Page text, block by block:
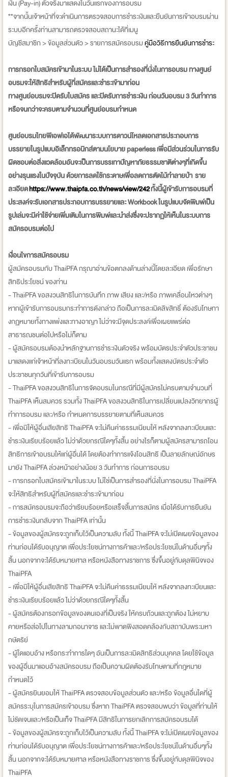
เงิน (Pay-in) ตัวจริงมาแสดงในวันแรกของการอบรม
**จากนั้นเจ้าหน้าที่จะดำเนินการตรวจสอบการชำระเงินและยืนยันการเข้าอบรมผ่าน
ระบบอีกครั้งท่านสามารถตรวจสอบสถานะได้ที่เมนู
บัญชีสมาชิก > ข้อมูลส่วนตัว > รายการสมัครอบรมคู่มือวิธีการยืนยันการชำระ
การกรอกใบสมัครเข้ามาในระบบ ไม่ได้เป็นการสำรองที่นั่งในการอบรม ทางศูนย์
อบรมจะให้สิทธิสำหรับผู้ที่สมัครและชำระเข้ามาก่อน
ทางศูนย์อบรมจะปิดรับใบสมัคร และปิดรับการชำระเงิน ก่อนวันอบรม 3 วันทำการ
หรือจนกว่าจะครบตามจำนวนที่ศูนย์อบรมกำหนด
ศูนย์อบรมไทยพีเอฟเอได้พัฒนาระบบการดาวน์โหลดเอกสารประกอบการ
บรรยายในรูปแบบอิเล็กทรอนิกส์ตามนโยบาย paperless เพื่อมีส่วนร่วมในการรับ
ผิดชอบต่อสิ่งแวดล้อมอันจะเป็นการบรรเทาปัญหาภัยธรรมชาติต่างๆที่เกิดขึ้น
อย่างรุนแรงในปัจจุบัน ด้วยการลดใช้กระดาษเพื่อลดการตัดไม้ทำลายป่า ราย
ละเอียดhttps://www.thaipfa.co.th/news/view/242ทั้งนี้ผู้เข้ารับการอบรมที่
ประสงค์จะรับเอกสารประกอบการบรรยายและ Workbook ในรูปแบบจัดพิมพ์เป็น
รูปเล่มจะมีค่าใช้จ่ายเพิ่มเติมในการพิมพ์และนำส่งซึ่งจะปรากฏให้เห็นในระบบการ
สมัครอบรมต่อไป
เงื่อนไขการสมัครอบรม
ผู้สมัครอบรมกับ ThaiPFA กรุณาอ่านข้อตกลงด้านล่างนี้โดยละเอียด เพื่อรักษา
สิทธิประโยชน์ ของท่าน
- ThaiPFA ขอสงวนสิทธิในการบันทึก ภาพ เสียง และ/หรือ ภาพเคลื่อนไหวต่างๆ
หากผู้เข้ารับการอบรมกระทำการดังกล่าว ถือเป็นการละเมิดลิขสิทธิ์ ต้องรับโทษทา
งกฏหมายทั้งทางแพ่งและทางอาญา ไม่ว่าจะมีจุดประสงค์เพื่อเผยแพร่ต่อ
สาธารณชนต่อไปหรือไม่ก็ตาม
- ผู้สมัครอบรมต้องนำหลักฐานการชำระเงินตัวจริง พร้อมบัตรประจำตัวประชาชน
มาแสดงแก่เจ้าหน้าที่ลงทะเบียนในวันอบรมวันแรก พร้อมทั้งแสดงบัตรประจำตัว
ประชาชนทุกวันที่เข้ารับการอบรม
- ThaiPFA ขอสงวนสิทธิในการจัดอบรมในกรณีที่มีผู้สมัครไม่ครบตามจำนวนที่
ThaiPFA เห็นสมควร รวมทั้ง ThaiPFA ขอสงวนสิทธิในการเปลี่ยนแปลงวิทยากรผู้
ทำการอบรม และ/หรือ กำหนดการบรรยายตามที่เห็นสมควร
- เพื่อมิให้ผู้อื่นเสียสิทธิ ThaiPFA จะไม่คืนค่าธรรมเนียมให้ หลังจากลงทะเบียนและ
ชำระเงินเรียบร้อยแล้ว ไม่ว่าด้วยกรณีใดๆทั้งสิ้น อย่างไรก็ตามผู้สมัครสามารถโอน
สิทธิการเข้าอบรมให้แก่ผู้อื่นได้ โดยต้องทำการแจ้งโอนสิทธิ เป็นลายลักษณ์อักษร
มายัง ThaiPFA ล่วงหน้าอย่างน้อย 3 วันทำการ ก่อนการอบรม
- การกรอกใบสมัครเข้ามาในระบบ ไม่ใช่เป็นการสำรองที่นั่งในการอบรม ThaiPFA
จะให้สิทธิสำหรับผู้ที่สมัครและชำระเข้ามาก่อน
- การสมัครอบรมจะถือว่าเรียบร้อยหรือเสร็จสิ้นการสมัคร เมื่อได้รับการยืนยัน
การชำระเงินกลับจาก ThaiPFA เท่านั้น
- ข้อมูลของผู้สมัครจะถูกเก็บไว้เป็นความลับ ทั้งนี้ ThaiPFA จะไม่เปิดเผยข้อมูลของ
ท่านก่อนได้รับอนุญาต เพื่อประโยชน์ทางการค้าและ/หรือประโยชน์ในด้านอื่นๆทั้ง
สิ้น นอกจากจะได้รับหมายศาล หรือหนังสือทางราชการ ซึ่งขึ้นอยู่กับดุลพินิจของ
ThaiPFA
- เพื่อมิให้ผู้อื่นเสียสิทธิ ThaiPFA จะไม่คืนค่าธรรมเนียมให้ หลังจากลงทะเบียนและ
ชำระเงินเรียบร้อยแล้ว ไม่ว่าด้วยกรณีใดๆทั้งสิ้น
- ผู้สมัครต้องกรอกข้อมูลของตนเองที่เป็นจริง ให้ครบถ้วนและถูกต้อง ไม่หยาบ
คายหรือส่อไปในทางลามกอนาจาร และไม่พาดพิงสอดคล้องกับสถาบันพระมหา
กษัตริย์
- ผู้ใดแอบอ้าง หรือกระทำการใดๆ อันเป็นการละเมิดสิทธิส่วนบุคคล โดยใช้ข้อมูล
ของผู้อื่นมาแอบอ้างสมัครอบรม ถือเป็นความผิดต้องรับโทษตามที่กฎหมาย
กำหนดไว้
- ผู้สมัครยินยอมให้ ThaiPFA ตรวจสอบข้อมูลส่วนตัว และ/หรือ ข้อมูลอื่นใดที่ผู้
สมัครระบุในการสมัครเข้าอบรม ซึ่งหาก ThaiPFA ตรวจสอบพบว่า ข้อมูลที่ท่านให้
ไม่ชัดเจนและ/หรือเป็นเท็จ ThaiPFA มีสิทธิในการยกเลิกการสมัครอบรมได้
- ข้อมูลของผู้สมัครจะถูกเก็บไว้เป็นความลับ ทั้งนี้ ThaiPFA จะไม่เปิดเผยข้อมูลของ
ท่านก่อนได้รับอนุญาต เพื่อประโยชน์ทางการค้าและ/หรือประโยชน์ในด้านอื่นๆทั้ง
สิ้น นอกจากจะได้รับหมายศาล หรือหนังสือทางราชการ ซึ่งขึ้นอยู่กับดุลพินิจของ
ThaiPFA